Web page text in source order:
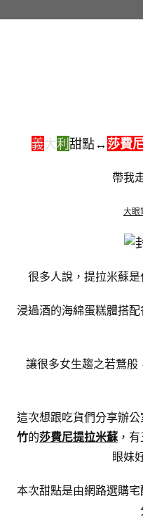
義大利 甜點↔莎費
帶我
大眼
很多人說，提拉米蘇是
浸過酒的海綿蛋糕體搭
讓很多女生趨之若鶩般
這次想跟吃貨們分享辦
竹的莎費尼提拉米蘇 ，
眼妹
本次甜點是由網路選購